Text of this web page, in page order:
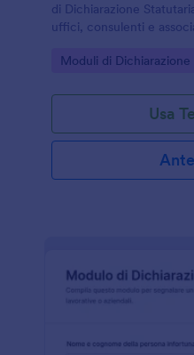
di Dichiarazione
uffici, consulenti e
modo ordinato.
Go to Category:
Moduli di Dichiarazione
Usa